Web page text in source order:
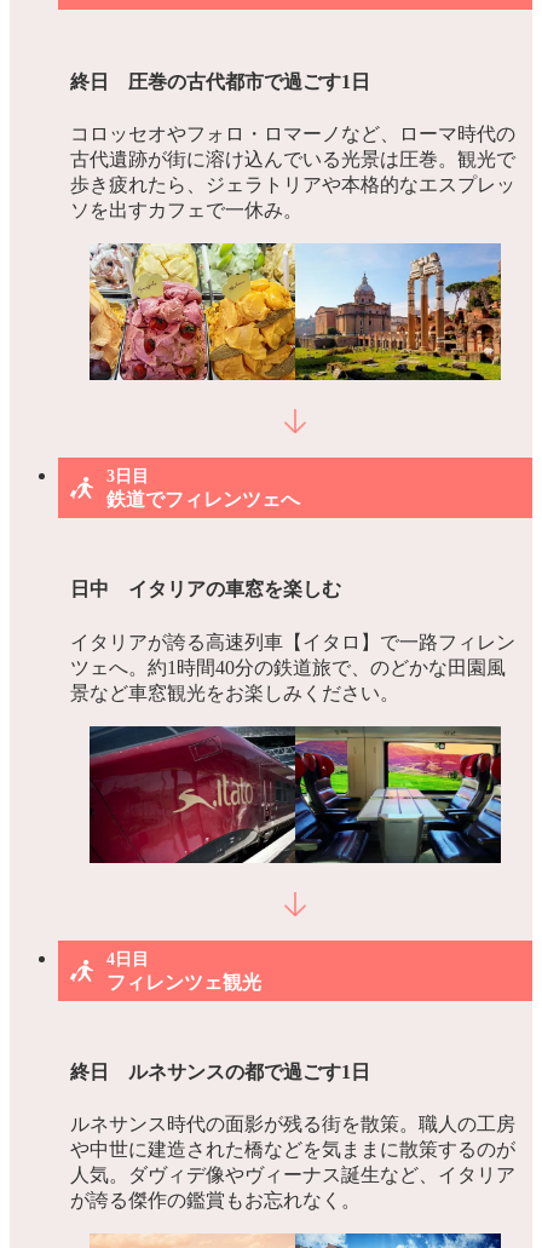
終日 圧巻の古代都市で過ごす1日
コロッセオやフォロ・ロマーノなど、ローマ時代の
古代遺跡が街に溶け込んでいる光景は圧巻。観光で
歩き疲れたら、ジェラトリアや本格的なエスプレッ
ソを出すカフェで一休み。
3日目
鉄道でフィレンツェへ
日中 イタリアの車窓を楽しむ
イタリアが誇る高速列車【イタロ】で一路フィレン
ツェへ。約1時間40分の鉄道旅で、のどかな田園風
景など車窓観光をお楽しみください。
4日目
フィレンツェ観光
終日 ルネサンスの都で過ごす1日
ルネサンス時代の面影が残る街を散策。職人の工房
や中世に建造された橋などを気ままに散策するのが
人気。ダヴィデ像やヴィーナス誕生など、イタリア
が誇る傑作の鑑賞もお忘れなく。